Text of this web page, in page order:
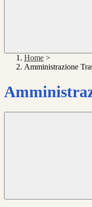
Home >
Amministrazione